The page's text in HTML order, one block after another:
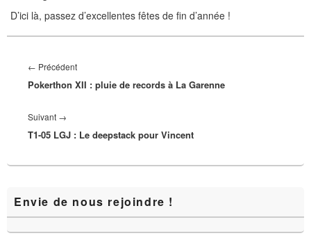
D’ici là, passez d’excellentes fêtes de fin d’année !
de
← PrécédentArticle
précédent :
Pokerthon XII : pluie de records à La Garenne
Suivant →
suivant :
T1-05 LGJ : Le deepstack pour Vincent
principale
de
widget
Envie de nous rejoindre !